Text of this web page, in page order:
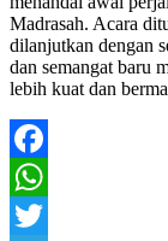
Madrasah. Acara
dilanjutkan dengan
dan semangat baru
lebih kuat dan
Facebook
WhatsApp